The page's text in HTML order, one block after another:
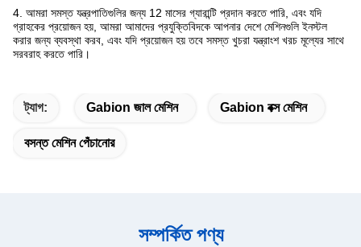
4. আমরা সমস্ত যন্ত্রপাতিগুলির জন্য 12 মাসের গ্যারান্টি প্রদান করতে পারি, এবং যদি
গ্রাহকের প্রয়োজন হয়, আমরা আমাদের প্রযুক্তিবিদকে আপনার দেশে মেশিনগুলি ইনস্টল
করার জন্য ব্যবস্থা করব, এবং যদি প্রয়োজন হয় তবে সমস্ত খুচরা যন্ত্রাংশ খরচ মূল্যের সাথে
সরবরাহ করতে পারি।
ট্যাগ: Gabion জাল মেশিন Gabion বক্স মেশিন
বসন্ত মেশিন পেঁচানোর
সম্পর্কিত পণ্য